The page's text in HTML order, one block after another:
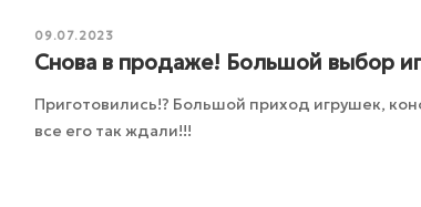
09.07.2023
Снова в продаже! Большой выбор
Приготовились!? Большой приход игрушек,
все его так ждали!!!